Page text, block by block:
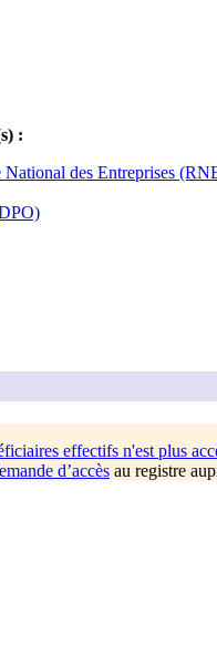
:
National des Entreprises
effectifs n'est plus
d’accès au registre